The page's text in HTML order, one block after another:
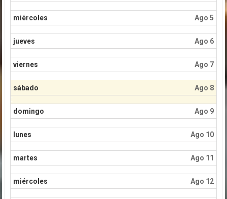
miércoles Ago 5
jueves Ago 6
viernes Ago 7
sábado Ago 8
domingo Ago 9
lunes Ago 10
martes Ago 11
miércoles Ago 12